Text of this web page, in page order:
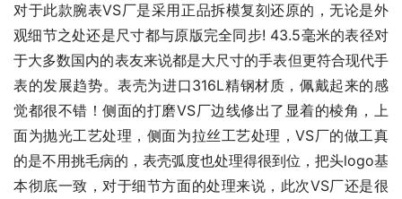
对于此款腕表VS厂是采用正品拆模复刻还原的，无论是外
观细节之处还是尺寸都与原版完全同步! 43.5毫米的表径对
于大多数国内的表友来说都是大尺寸的手表但更符合现代手
表的发展趋势。表壳为进口316L精钢材质，佩戴起来的感
觉都很不错！侧面的打磨VS厂边线修出了显着的棱角，上
面为抛光工艺处理，侧面为拉丝工艺处理，VS厂的做工真
的是不用挑毛病的，表壳弧度也处理得很到位，把头logo基
本彻底一致，对于细节方面的处理来说，此次VS厂还是很